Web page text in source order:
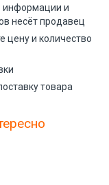
информации и
несёт продавец
цену и количество
товара